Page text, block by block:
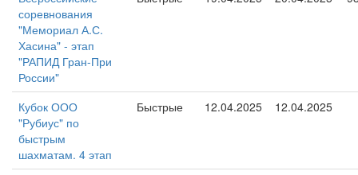
соревнования
"Мемориал А.С.
Хасина" - этап
"РАПИД Гран-При
России"
Кубок ООО
"Рубиус" по
быстрым
шахматам. 4 этап
Быстрые 12.04.2025 12.04.2025